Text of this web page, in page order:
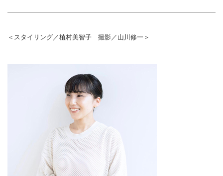
＜スタイリング／植村美智子 撮影／山川修一＞